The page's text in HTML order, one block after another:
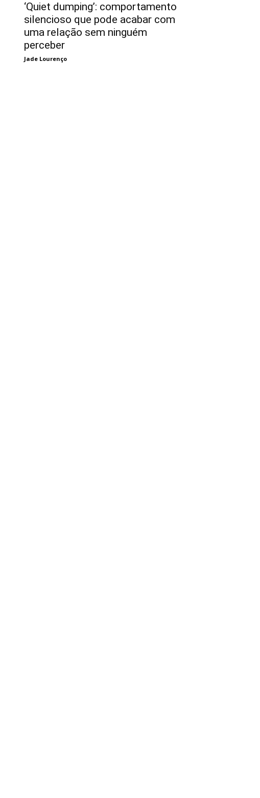
‘Quiet dumping’: comportamento
silencioso que pode acabar com
uma relação sem ninguém
perceber
Jade Lourenço